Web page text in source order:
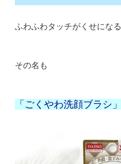
ふわふわタッチがくせになる
その名も
「ごくやわ洗顔ブラシ」